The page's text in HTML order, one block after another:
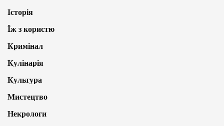
Історія
Їж з користю
Кримінал
Кулінарія
Культура
Мистецтво
Некрологи